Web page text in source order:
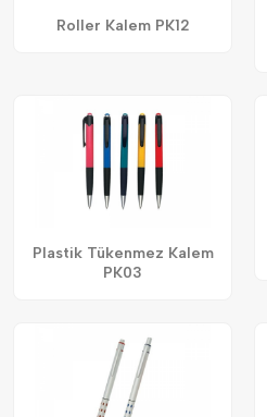
Roller Kalem PK12
Plastik Tükenmez Kalem
PK03